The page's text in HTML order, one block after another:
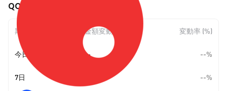
QODA (QODA) の価格変動
期間 金額変動 変動率 (%)
今日 -- --%
7日 --%